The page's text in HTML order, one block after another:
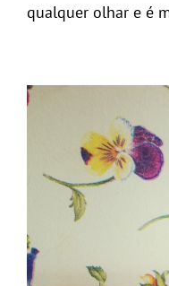
qualquer olhar e é